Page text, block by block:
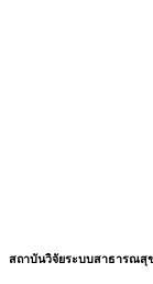
สถาบันวิจัยระบบสาธารณสุ